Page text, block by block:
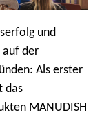
und
auf der
Als erster
das
MANUDISH